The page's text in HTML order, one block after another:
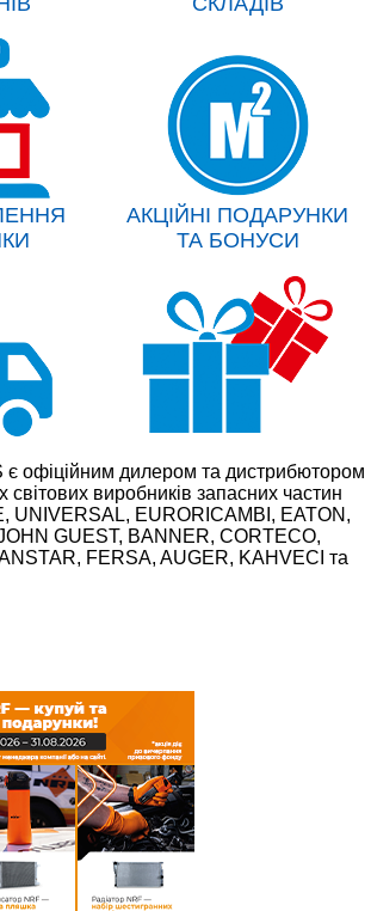
АКЦІЙНІ ПОДАРУНКИ
ТА БОНУСИ
є офіційним дилером та дистрибютором
світових виробників запасних частин
UNIVERSAL, EURORICAMBI, EATON,
GUEST, BANNER, CORTECO,
FERSA, AUGER, KAHVECI та